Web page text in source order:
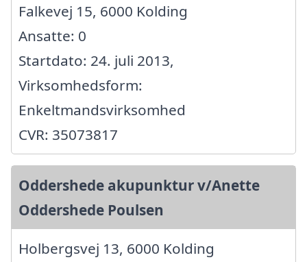
Falkevej 15, 6000 Kolding
Ansatte: 0
Startdato: 24. juli 2013,
Virksomhedsform:
Enkeltmandsvirksomhed
CVR: 35073817
Oddershede akupunktur v/Anette
Oddershede Poulsen
Holbergsvej 13, 6000 Kolding